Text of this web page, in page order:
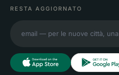
RESTA AGGIORNATO